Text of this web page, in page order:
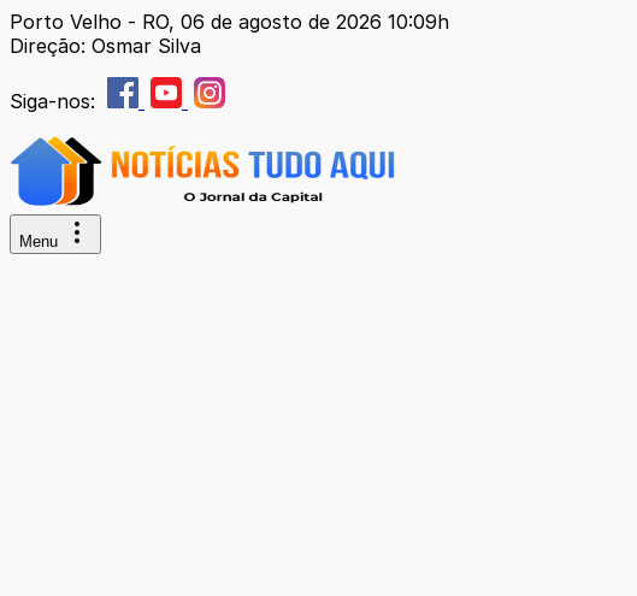
Porto Velho - RO, 06 de agosto de 2026 10:09h
Direção: Osmar Silva
Siga-nos:
Menu